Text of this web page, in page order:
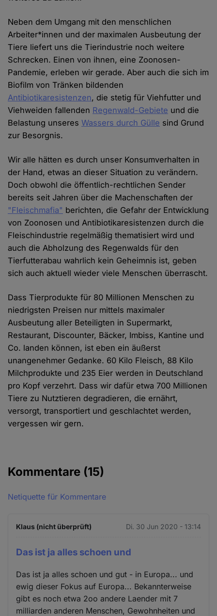
Neben dem Umgang mit den menschlichen
Arbeiter*innen und der maximalen Ausbeutung der
Tiere liefert uns die Tierindustrie noch weitere
Schrecken. Einen von ihnen, eine Zoonosen-
Pandemie, erleben wir gerade. Aber auch die sich im
Biofilm von Tränken bildenden
Antibiotikaresistenzen, die stetig für Viehfutter und
Viehweiden fallenden Regenwald-Gebiete und die
Belastung unseresWassers durch Gülle sind Grund
zur Besorgnis.
Wir alle hätten es durch unser Konsumverhalten in
der Hand, etwas an dieser Situation zu verändern.
Doch obwohl die öffentlich-rechtlichen Sender
bereits seit Jahren über die Machenschaften der
"Fleischmafia" berichten, die Gefahr der Entwicklung
von Zoonosen und Antibiotikaresistenzen durch die
Fleischindustrie regelmäßig thematisiert wird und
auch die Abholzung des Regenwalds für den
Tierfutterabau wahrlich kein Geheimnis ist, geben
sich auch aktuell wieder viele Menschen überrascht.
Dass Tierprodukte für 80 Millionen Menschen zu
niedrigsten Preisen nur mittels maximaler
Ausbeutung aller Beteiligten in Supermarkt,
Restaurant, Discounter, Bäcker, Imbiss, Kantine und
Co. landen können, ist eben ein äußerst
unangenehmer Gedanke. 60 Kilo Fleisch, 88 Kilo
Milchprodukte und 235 Eier werden in Deutschland
pro Kopf verzehrt. Dass wir dafür etwa 700 Millionen
Tiere zu Nutztieren degradieren, die ernährt,
versorgt, transportiert und geschlachtet werden,
vergessen wir gern.
Kommentare (15)
Netiquette für Kommentare
Klaus (nicht überprüft) Di. 30 Jun 2020 - 13:14
Das ist ja alles schoen und
Das ist ja alles schoen und gut - in Europa... und
ewig dieser Fokus auf Europa... Bekannterweise
gibt es noch etwa 2oo andere Laender mit 7
milliarden anderen Menschen, Gewohnheiten und